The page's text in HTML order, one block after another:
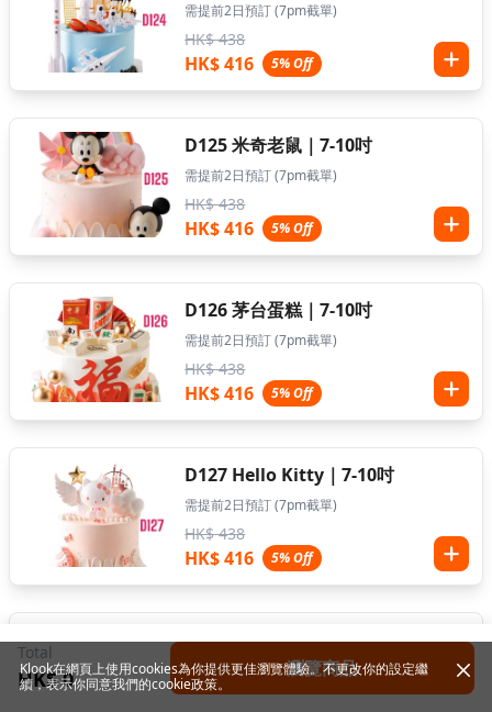
需提前2日預訂 (7pm截單)
HK$ 438
HK$ 416 5% Off
D125 米奇老鼠｜7-10吋
需提前2日預訂 (7pm截單)
HK$ 438
HK$ 416 5% Off
D126 茅台蛋糕｜7-10吋
需提前2日預訂 (7pm截單)
HK$ 438
HK$ 416 5% Off
D127 Hello Kitty｜7-10吋
需提前2日預訂 (7pm截單)
HK$ 438
HK$ 416 5% Off
D128 健康長壽｜7-10吋
需提前2日預訂 (7pm截單)
HK$ 438
Total
HK$ 0 瀏覽商品
Klook在網頁上使用cookies為你提供更佳瀏覽體驗。不更改你的設定繼
續，表示你同意我們的cookie政策。